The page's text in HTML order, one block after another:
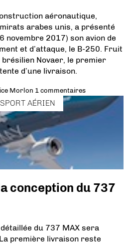
aéronautique,
arabes unis, a présenté
novembre 2017) son avion de
et d’attaque, le B-250. Fruit
Novaer, le premier
d’une livraison.
Morlon 1 commentaires
AÉRIEN
conception du 737
du 737 MAX sera
première livraison reste